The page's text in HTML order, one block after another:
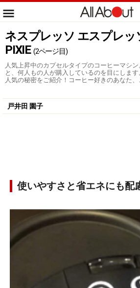
ネスプレッソ エスプレッ
PIXIE (2ページ目)
人気上昇中のカプセルタイプのコーヒーマシン
と、何人もの人が購入しているのを目にしま
人気の秘密をご紹介！コーヒー好きのあなた、
戸井田 園子
使いやすさと省エネにも配